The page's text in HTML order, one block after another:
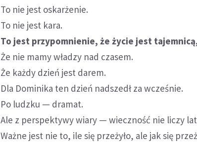
To nie jest oskarżenie.
To nie jest kara.
To jest przypomnienie, że życie jest
Że nie mamy władzy nad czasem.
Że każdy dzień jest darem.
Dla Dominika ten dzień nadszedł za wcześnie.
Po ludzku — dramat.
Ale z perspektywy wiary — wieczność nie liczy
Ważne jest nie to, ile się przeżyło, ale jak się